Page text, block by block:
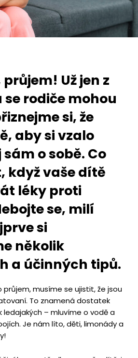
průjem! Už jen z
rodiče mohou
si, že
aby si vzalo
sám o sobě. Co
když vaše dítě
t léky proti
se, milí
si
několik
a účinných tipů.
průjem, musíme se ujistit, že jsou
To znamená dostatek
ledajakých – mluvíme o vodě a
Je nám líto, děti, limonády a